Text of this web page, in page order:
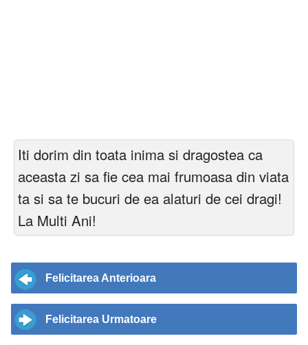
Iti dorim din toata inima si dragostea ca
aceasta zi sa fie cea mai frumoasa din viata
ta si sa te bucuri de ea alaturi de cei dragi!
La Multi Ani!
Felicitarea Anterioara
Felicitarea Urmatoare